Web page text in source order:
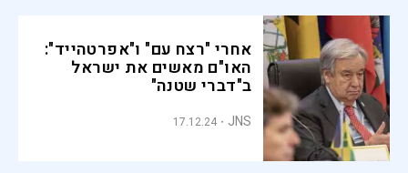
אחרי "רצח עם" ו"אפרטהייד":
האו"ם מאשים את ישראל
ב"דברי שטנה"
JNS
17.12.24